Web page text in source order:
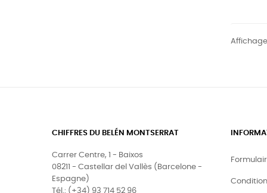
CHIFFRES DU BELÉN MONTSERRAT
Carrer Centre, 1 - Baixos
08211 - Castellar del Vallès (Barcelone -
Espagne)
Tél.: (+34) 93 714 52 96